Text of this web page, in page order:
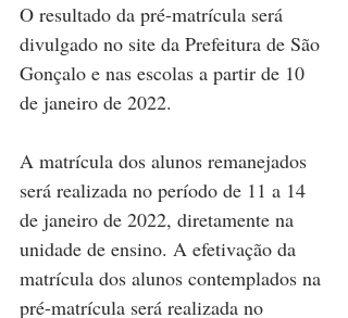
O resultado da pré-matrícula será
divulgado no site da Prefeitura de São
Gonçalo e nas escolas a partir de 10
de janeiro de 2022.
A matrícula dos alunos remanejados
será realizada no período de 11 a 14
de janeiro de 2022, diretamente na
unidade de ensino. A efetivação da
matrícula dos alunos contemplados na
pré-matrícula será realizada no